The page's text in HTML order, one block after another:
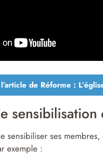
de Réforme :
sensibilisation
sensibiliser ses membres,
exemple :